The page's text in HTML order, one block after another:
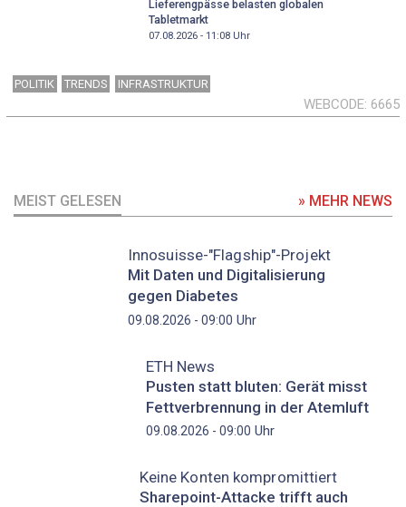
Lieferengpässe belasten globalen
Tabletmarkt
07.08.2026 - 11:08Uhr
POLITIK TRENDS INFRASTRUKTUR
WEBCODE 6665
MEIST GELESEN » MEHR NEWS
Innosuisse-"Flagship"-Projekt
Mit Daten und Digitalisierung
gegen Diabetes
09.08.2026 - 09:00 Uhr
ETH News
Pusten statt bluten: Gerät misst
Fettverbrennung in der Atemluft
09.08.2026 - 09:00 Uhr
Keine Konten kompromittiert
Sharepoint-Attacke trifft auch